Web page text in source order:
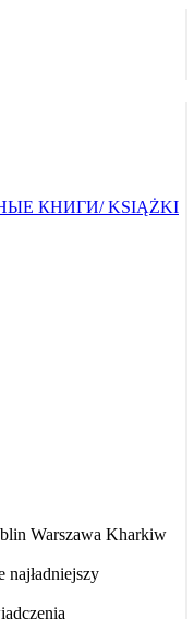
КНИГИ/ KSIĄŻKI
Warszawa Kharkiw
najładniejszy